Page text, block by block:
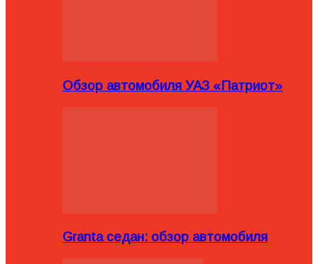
Обзор автомобиля УАЗ «Патриот»
Granta седан: обзор автомобиля